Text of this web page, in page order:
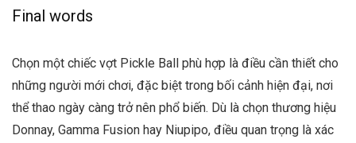
Final words
Chọn một chiếc vợt Pickle Ball phù hợp là điều cần thiết cho
những người mới chơi, đặc biệt trong bối cảnh hiện đại, nơi
thể thao ngày càng trở nên phổ biến. Dù là chọn thương hiệu
Donnay, Gamma Fusion hay Niupipo, điều quan trọng là xác